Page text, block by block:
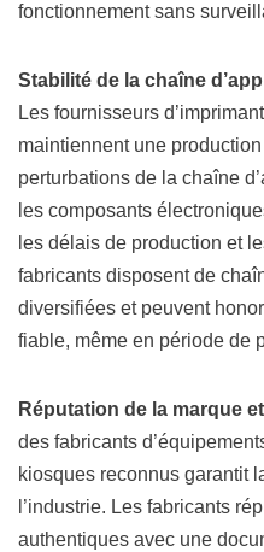
fonctionnement sans
Stabilité de la chaîne
Les fournisseurs
maintiennent une
perturbations de la chaîne
les composants
les délais de production et
fabricants disposent de
diversifiées et peuvent
fiable, même en période de
Réputation de la marque
des fabricants
kiosques reconnus garantit
l’industrie. Les fabricants
authentiques avec une